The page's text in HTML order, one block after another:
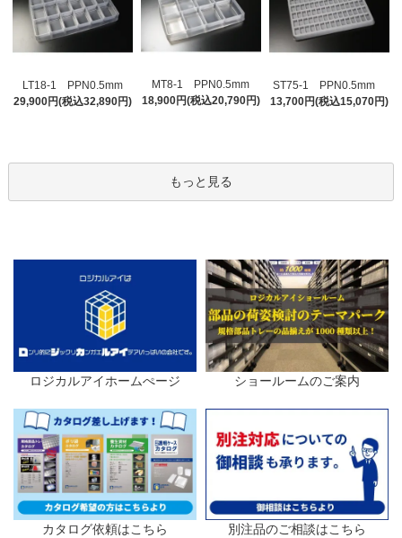
LT18-1 PPN0.5mm
29,900円(税込32,890円)
MT8-1 PPN0.5mm
18,900円(税込20,790円)
ST75-1 PPN0.5mm
13,700円(税込15,070円)
もっと見る
ロジカルアイホームぺージ ショールームのご案内
カタログ依頼はこちら 別注品のご相談はこちら